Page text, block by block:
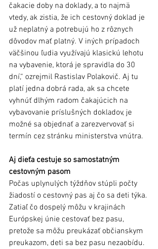
čakacie doby na doklady, a to najmä
vtedy, ak zistia, že ich cestovný doklad je
už neplatný a potrebujú ho z rôznych
dôvodov mať platný. V iných prípadoch
väčšinou ľudia využívajú klasickú lehotu
na vybavenie, ktorá je spravidla do 30
dní,“ ozrejmil Rastislav Polakovič. Aj tu
platí jedna dobrá rada, ak sa chcete
vyhnúť dlhým radom čakajúcich na
vybavovanie príslušných dokladov, je
možné sa objednať a zarezvervovať si
termín cez stránku ministerstva vnútra.
Aj dieťa cestuje so samostatným
cestovným pasom
Počas uplynulých týždňov stúpli počty
žiadostí o cestovný pas aj čo sa deti týka.
Zatiaľ čo dospelý môžu v krajinách
Európskej únie cestovať bez pasu,
pretože sa môžu preukázať občianskym
preukazom, deti sa bez pasu nezaobídu.